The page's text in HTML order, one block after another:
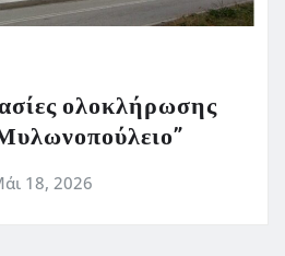
ολοκλήρωσης
18, 2026